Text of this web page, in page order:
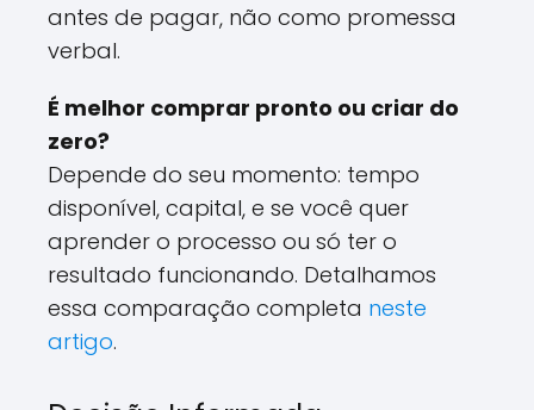
antes de pagar, não como promessa
verbal.
É melhor comprar pronto ou criar do
zero?
Depende do seu momento: tempo
disponível, capital, e se você quer
aprender o processo ou só ter o
resultado funcionando. Detalhamos
essa comparação completa neste
artigo.